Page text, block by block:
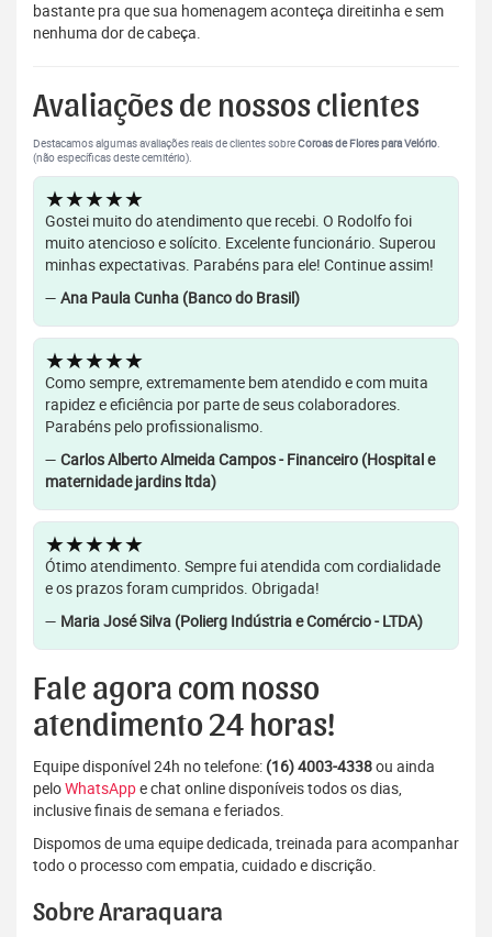
bastante pra que sua homenagem aconteça direitinha e sem
nenhuma dor de cabeça.
Avaliações de nossos clientes
Destacamos algumas avaliações reais de clientes sobreCoroas de Flores para Velório.
(não específicas deste cemitério).
★★★★★
Gostei muito do atendimento que recebi. O Rodolfo foi
muito atencioso e solícito. Excelente funcionário. Superou
minhas expectativas. Parabéns para ele! Continue assim!
— Ana Paula Cunha (Banco do Brasil)
★★★★★
Como sempre, extremamente bem atendido e com muita
rapidez e eficiência por parte de seus colaboradores.
Parabéns pelo profissionalismo.
— Carlos Alberto Almeida Campos - Financeiro (Hospital e
maternidade jardins ltda)
★★★★★
Ótimo atendimento. Sempre fui atendida com cordialidade
e os prazos foram cumpridos. Obrigada!
— Maria José Silva (Polierg Indústria e Comércio - LTDA)
Fale agora com nosso
atendimento 24 horas!
Equipe disponível 24h no telefone: (16) 4003-4338ou ainda
peloWhatsAppe chat online disponíveis todos os dias,
inclusive finais de semana e feriados.
Dispomos de uma equipe dedicada, treinada para acompanhar
todo o processo com empatia, cuidado e discrição.
Sobre Araraquara